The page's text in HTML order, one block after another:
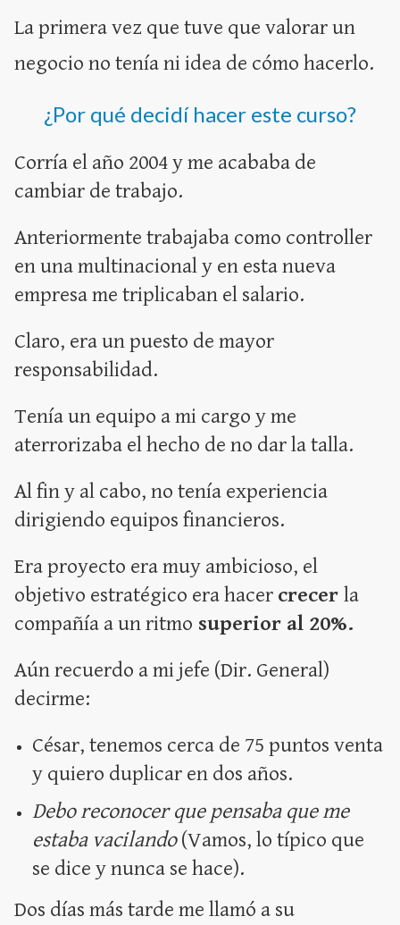
La primera vez que tuve que valorar un
negocio no tenía ni idea de cómo hacerlo.
¿Por qué decidí hacer este curso?
Corría el año 2004 y me acababa de
cambiar de trabajo.
Anteriormente trabajaba como controller
en una multinacional y en esta nueva
empresa me triplicaban el salario.
Claro, era un puesto de mayor
responsabilidad.
Tenía un equipo a mi cargo y me
aterrorizaba el hecho de no dar la talla.
Al fin y al cabo, no tenía experiencia
dirigiendo equipos financieros.
Era proyecto era muy ambicioso, el
objetivo estratégico era hacer crecer la
compañía a un ritmo superior al 20%.
Aún recuerdo a mi jefe (Dir. General)
decirme:
César, tenemos cerca de 75 puntos venta
y quiero duplicar en dos años.
Debo reconocer que pensaba que me
estaba vacilando(Vamos, lo típico que
se dice y nunca se hace).
Dos días más tarde me llamó a su